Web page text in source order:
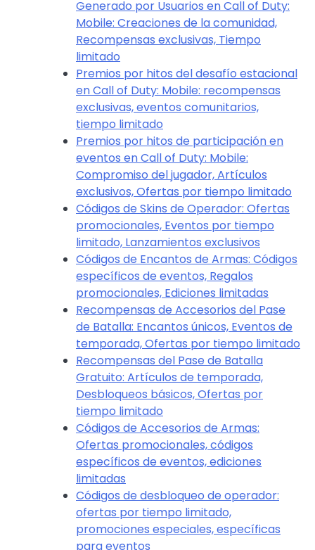
Generado por Usuarios en Call of Duty:
Mobile: Creaciones de la comunidad,
Recompensas exclusivas, Tiempo
limitado
Premios por hitos del desafío estacional
en Call of Duty: Mobile: recompensas
exclusivas, eventos comunitarios,
tiempo limitado
Premios por hitos de participación en
eventos en Call of Duty: Mobile:
Compromiso del jugador, Artículos
exclusivos, Ofertas por tiempo limitado
Códigos de Skins de Operador: Ofertas
promocionales, Eventos por tiempo
limitado, Lanzamientos exclusivos
Códigos de Encantos de Armas: Códigos
específicos de eventos, Regalos
promocionales, Ediciones limitadas
Recompensas de Accesorios del Pase
de Batalla: Encantos únicos, Eventos de
temporada, Ofertas por tiempo limitado
Recompensas del Pase de Batalla
Gratuito: Artículos de temporada,
Desbloqueos básicos, Ofertas por
tiempo limitado
Códigos de Accesorios de Armas:
Ofertas promocionales, códigos
específicos de eventos, ediciones
limitadas
Códigos de desbloqueo de operador:
ofertas por tiempo limitado,
promociones especiales, específicas
para eventos